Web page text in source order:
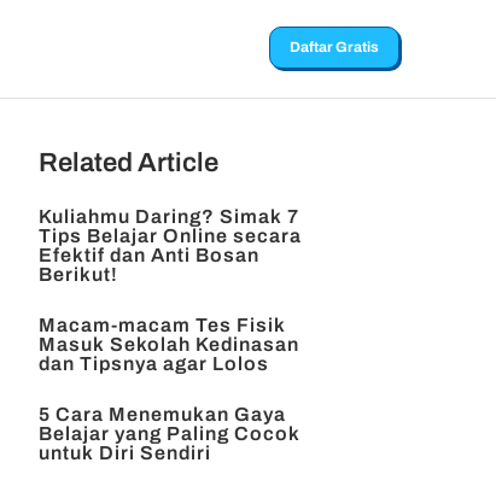
Daftar Gratis
Related Article
Kuliahmu Daring? Simak 7
Tips Belajar Online secara
Efektif dan Anti Bosan
Berikut!
Macam-macam Tes Fisik
Masuk Sekolah Kedinasan
dan Tipsnya agar Lolos
5 Cara Menemukan Gaya
Belajar yang Paling Cocok
untuk Diri Sendiri